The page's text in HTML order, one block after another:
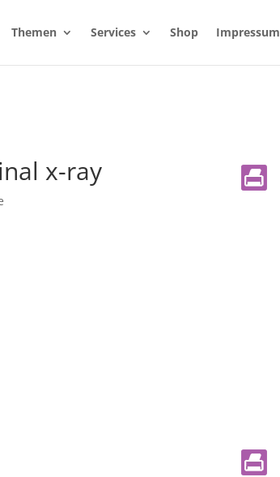
Themen Services Shop Impressum
x-ray